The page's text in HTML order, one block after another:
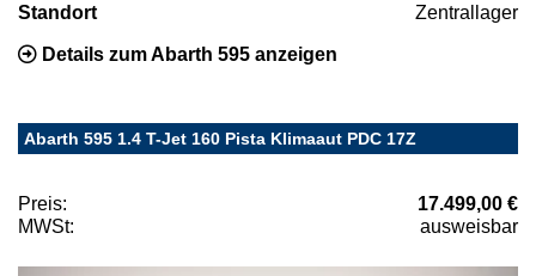
Standort Zentrallager
Details zum Abarth 595 anzeigen
Abarth 595 1.4 T-Jet 160 Pista Klimaaut PDC 17Z
Preis:
17.499,00 €
MWSt:
ausweisbar